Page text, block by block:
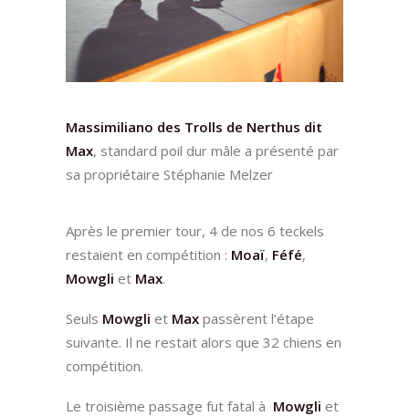
Massimiliano des Trolls de Nerthus dit
Max, standard poil dur mâle a présenté par
sa propriétaire Stéphanie Melzer
Après le premier tour, 4 de nos 6 teckels
restaient en compétition : Moaï, Féfé,
Mowgli et Max.
Seuls Mowgli et Max passèrent l’étape
suivante. Il ne restait alors que 32 chiens en
compétition.
Le troisième passage fut fatal à Mowgli et